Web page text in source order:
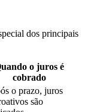
dos principais
o juros é
cobrado
o prazo, juros
são